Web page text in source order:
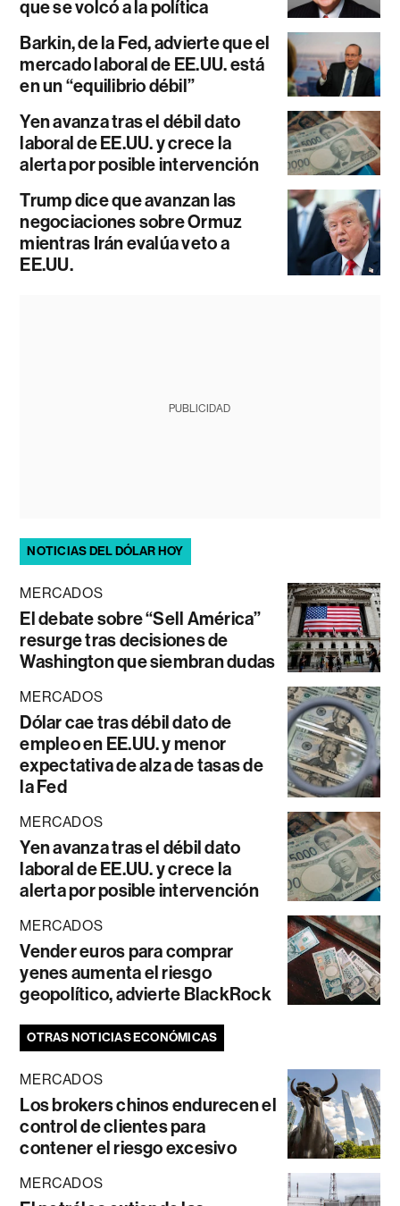
que se volcó a la política
Barkin, de la Fed, advierte que el
mercado laboral de EE.UU. está
en un “equilibrio débil”
Yen avanza tras el débil dato
laboral de EE.UU. y crece la
alerta por posible intervención
Trump dice que avanzan las
negociaciones sobre Ormuz
mientras Irán evalúa veto a
EE.UU.
PUBLICIDAD
NOTICIAS DEL DÓLAR HOY
MERCADOS
El debate sobre “Sell América”
resurge tras decisiones de
Washington que siembran dudas
MERCADOS
Dólar cae tras débil dato de
empleo en EE.UU. y menor
expectativa de alza de tasas de
la Fed
MERCADOS
Yen avanza tras el débil dato
laboral de EE.UU. y crece la
alerta por posible intervención
MERCADOS
Vender euros para comprar
yenes aumenta el riesgo
geopolítico, advierte BlackRock
OTRAS NOTICIAS ECONÓMICAS
MERCADOS
Los brokers chinos endurecen el
control de clientes para
contener el riesgo excesivo
MERCADOS